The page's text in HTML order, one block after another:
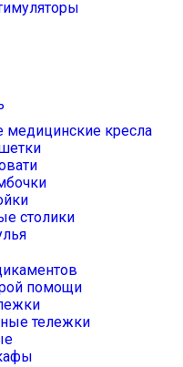
кресла
столики
помощи
тележки